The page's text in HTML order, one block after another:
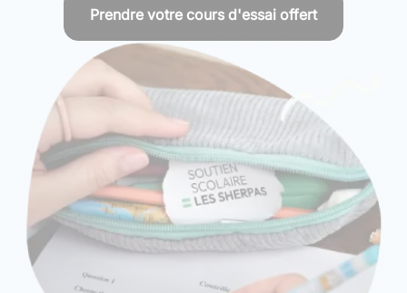
Prendre votre cours d'essai offert